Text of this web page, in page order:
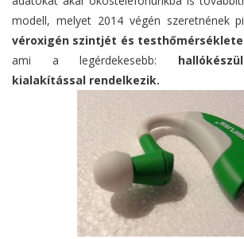
modell, melyet 2014 végén szeretnének
véroxigén szintjét és
ami a legérdekesebb:
kialakítással rendelkezik.